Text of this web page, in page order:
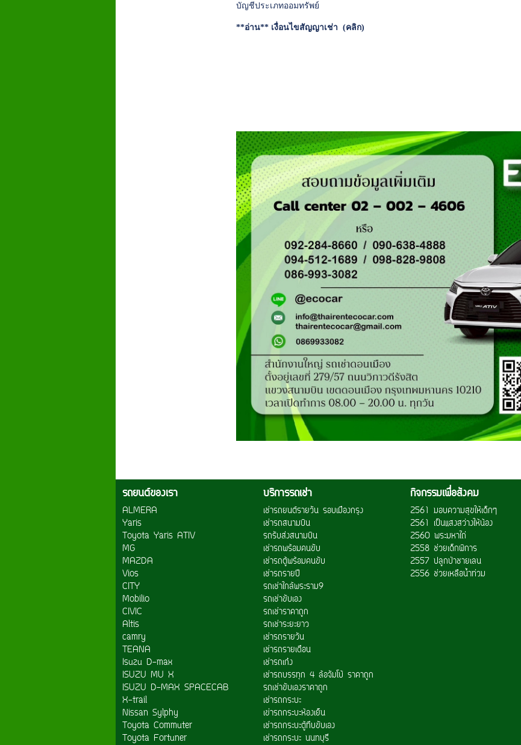
บัญชีประเภทออมทรัพย์
**อ่าน** เงื่อนไขสัญญาเช่า (คลิก)
รถยนต์ของเรา
ALMERA
Yaris
Toyota Yaris ATIV
MG
MAZDA
Vios
CITY
Mobilio
CIVIC
Altis
camry
TEANA
Isuzu D-max
ISUZU MU X
ISUZU D-MAX SPACECAB
X-trail
Nissan Sylphy
Toyota Commuter
Toyota Fortuner
บริการรถเช่า
เช่ารถยนต์รายวัน รอบเมืองกรุง
เช่ารถสนามบิน
รถรับส่งสนามบิน
เช่ารถพร้อมคนขับ
เช่ารถตู้พร้อมคนขับ
เช่ารถรายปี
รถเช่าใกล้พระราม9
รถเช่าขับเอง
รถเช่าราคาถูก
รถเช่าระยะยาว
เช่ารถรายวัน
เช่ารถรายเดือน
เช่ารถเก๋ง
เช่ารถบรรทุก 4 ล้อจัมโบ้ ราคาถูก
รถเช่าขับเองราคาถูก
เช่ารถกระบะ
เข่ารถกระบะห้องเย็น
เช่ารถกระบะตู้ทึบขับเอง
เช่ารถกระบะ นนทบุรี
กิจกรรมเพื่อสังคม
2561 มอบความสุขให้เด็กๆ
2561 เป็นแสงสว่างให้น้อง
2560 พระมหาไถ่
2558 ช่วยเด็กพิการ
2557 ปลูกป่าชายเลน
2556 ช่วยเหลือน้ำท่วม